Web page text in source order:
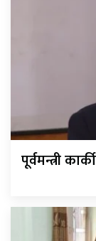
पूर्वमन्त्री